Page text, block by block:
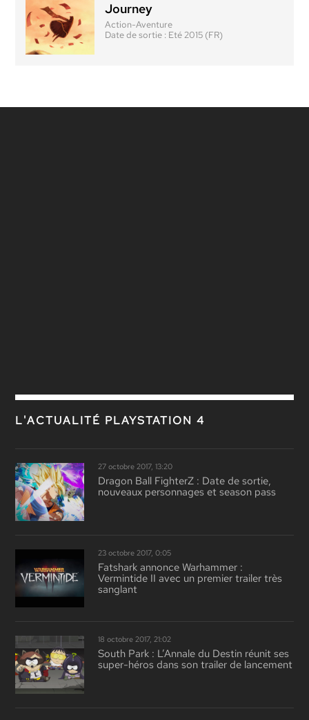
Journey
Action-Aventure
Date de sortie : Eté 2015 (FR)
L'ACTUALITÉ PLAYSTATION 4
27 octobre 2017, 13:20
Dragon Ball FighterZ : Date de sortie,
nouveaux personnages et season pass
23 octobre 2017, 0:05
Fatshark annonce Warhammer :
Vermintide II avec un premier trailer très
sanglant
18 octobre 2017, 21:02
South Park : L’Annale du Destin réunit ses
super-héros dans son trailer de lancement